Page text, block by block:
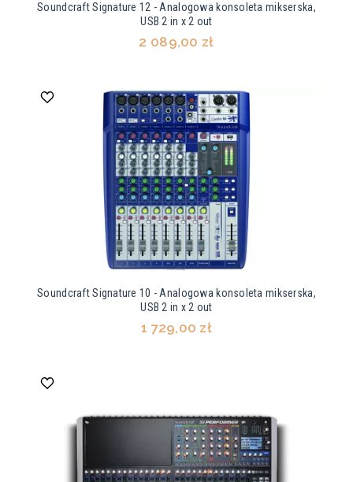
Soundcraft Signature 12 - Analogowa konsoleta mikserska,
USB 2 in x 2 out
2 089,00 zł
Soundcraft Signature 10 - Analogowa konsoleta mikserska,
USB 2 in x 2 out
1 729,00 zł